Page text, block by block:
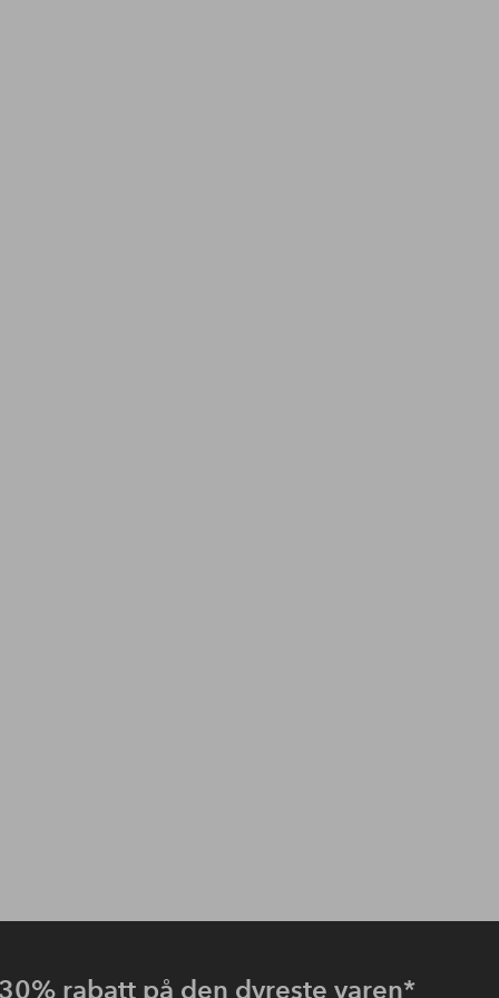
30% rabatt på den dyreste varen*